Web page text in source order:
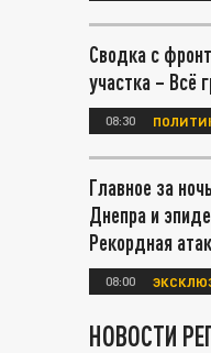
Сводка с
участка – Всё
08:30
Главное за
Днепра и
Рекордная
08:00
НОВОСТИ